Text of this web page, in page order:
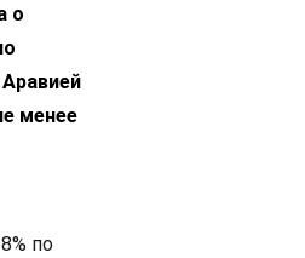
о
менее
по